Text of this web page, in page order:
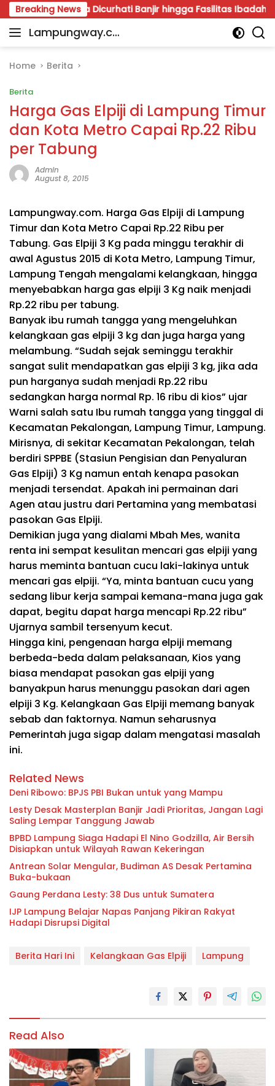
Skip
to
content
Breaking News
Wibawa Dicurhati Banjir hingga Fasilitas Ibadah
Lampungway.co
Portal
Daerah
Terpercaya
dan
Terupdate
Home Berita
Berita
Harga Gas Elpiji di Lampung Timur
dan Kota Metro Capai Rp.22 Ribu
per Tabung
Admin
August 8, 2015
Lampungway.com. Harga Gas Elpiji di Lampung
Timur dan Kota Metro Capai Rp.22 Ribu per
Tabung. Gas Elpiji 3 Kg pada minggu terakhir di
awal Agustus 2015 di Kota Metro, Lampung Timur,
Lampung Tengah mengalami kelangkaan, hingga
menyebabkan harga gas elpiji 3 Kg naik menjadi
Rp.22 ribu per tabung.
Banyak ibu rumah tangga yang mengeluhkan
kelangkaan gas elpiji 3 kg dan juga harga yang
melambung. “Sudah sejak seminggu terakhir
sangat sulit mendapatkan gas elpiji 3 kg, jika ada
pun harganya sudah menjadi Rp.22 ribu
sedangkan harga normal Rp. 16 ribu di kios” ujar
Warni salah satu Ibu rumah tangga yang tinggal di
Kecamatan Pekalongan, Lampung Timur, Lampung.
Mirisnya, di sekitar Kecamatan Pekalongan, telah
berdiri SPPBE (Stasiun Pengisian dan Penyaluran
Gas Elpiji) 3 Kg namun entah kenapa pasokan
menjadi tersendat. Apakah ini permainan dari
Agen atau justru dari Pertamina yang membatasi
pasokan Gas Elpiji.
Demikian juga yang dialami Mbah Mes, wanita
renta ini sempat kesulitan mencari gas elpiji yang
harus meminta bantuan cucu laki-lakinya untuk
mencari gas elpiji. “Ya, minta bantuan cucu yang
sedang libur kerja sampai kemana-mana juga gak
dapat, begitu dapat harga mencapi Rp.22 ribu”
Ujarnya sambil tersenyum kecut.
Hingga kini, pengenaan harga elpiji memang
berbeda-beda dalam pelaksanaan, Kios yang
biasa mendapat pasokan gas elpiji yang
banyakpun harus menunggu pasokan dari agen
elpiji 3 Kg. Kelangkaan Gas Elpiji memang banyak
sebab dan faktornya. Namun seharusnya
Pemerintah juga sigap dalam mengatasi masalah
ini.
Related News
Deni Ribowo: BPJS PBI Bukan untuk yang Mampu
Lesty Desak Masterplan Banjir Jadi Prioritas, Jangan Lagi
Saling Lempar Tanggung Jawab
BPBD Lampung Siaga Hadapi El Nino Godzilla, Air Bersih
Disiapkan untuk Wilayah Rawan Kekeringan
Antrean Solar Mengular, Budiman AS Desak Pertamina
Buka-bukaan
Gaung Perdana Lesty: 38 Dus untuk Sumatera
IJP Lampung Belajar Napas Panjang Pikiran Rakyat
Hadapi Disrupsi Digital
Berita Hari Ini Kelangkaan Gas Elpiji Lampung
Read Also